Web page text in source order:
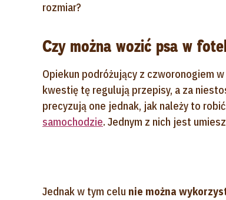
rozmiar?
Czy można wozić psa w
Opiekun podróżujący z czworonogiem
kwestię tę regulują przepisy, a za
precyzują one jednak, jak należy to
samochodzie. Jednym z nich jest
Jednak w tym celu nie można